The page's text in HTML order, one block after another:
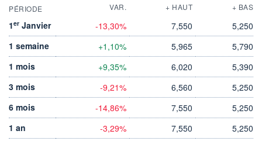
PÉRIODE VAR. + HAUT + BAS
1er Janvier -13,30% 7,550
5,250
1 semaine
+1,10% 5,965
5,790
1 mois
+9,35% 6,020
5,390
3 mois
-9,21% 6,560
5,250
6 mois
-14,86% 7,550
5,250
1 an
-3,29% 7,550
5,250